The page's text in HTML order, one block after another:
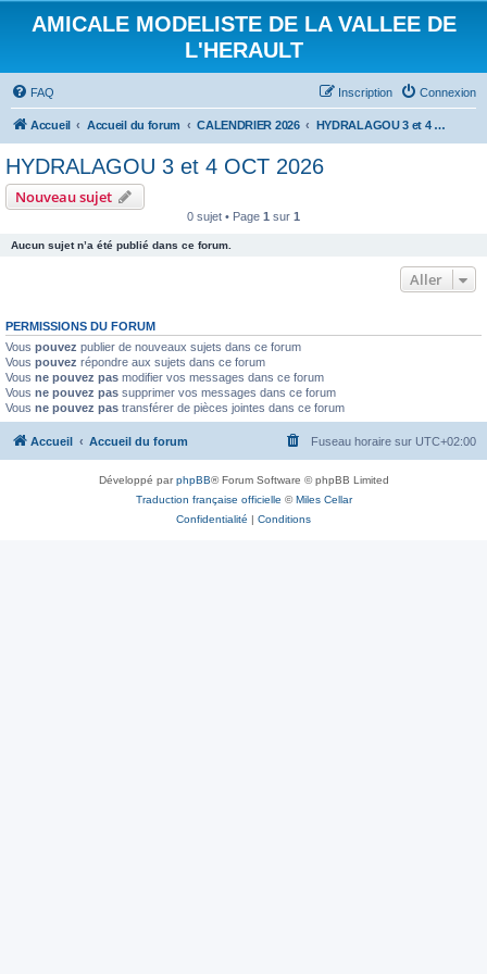
AMICALE MODELISTE DE LA VALLEE DE
L'HERAULT
FAQ Connexion
Inscription
Accueil Accueil du forum CALENDRIER 2026 HYDRALAGOU 3 et 4 OCT 2026
HYDRALAGOU 3 et 4 OCT 2026
Nouveau sujet
0 sujet • Page 1 sur 1
Aucun sujet n’a été publié dans ce forum.
Aller
PERMISSIONS DU FORUM
Vous pouvez publier de nouveaux sujets dans ce forum
Vous pouvez répondre aux sujets dans ce forum
Vous ne pouvez pas modifier vos messages dans ce forum
Vous ne pouvez pas supprimer vos messages dans ce forum
Vous ne pouvez pas transférer de pièces jointes dans ce forum
Accueil Accueil du forum Fuseau horaire sur UTC+02:00
Développé parphpBB® Forum Software © phpBB Limited
Traduction française officielle ©Miles Cellar
Confidentialité | Conditions